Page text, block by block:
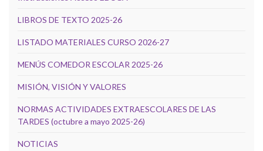
LIBROS DE TEXTO 2025-26
LISTADO MATERIALES CURSO 2026-27
MENÚS COMEDOR ESCOLAR 2025-26
MISIÓN, VISIÓN Y VALORES
NORMAS ACTIVIDADES EXTRAESCOLARES DE LAS
TARDES (octubre a mayo 2025-26)
NOTICIAS